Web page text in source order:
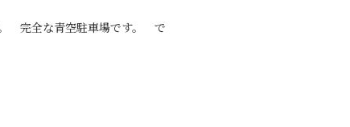
完全な青空駐車場です。 で